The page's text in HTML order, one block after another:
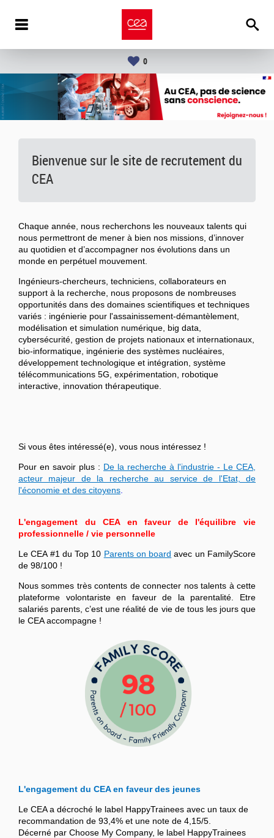
0
Bienvenue sur le site de recrutement du
CEA
Chaque année, nous recherchons les nouveaux talents qui
nous permettront de mener à bien nos missions, d’innover
au quotidien et d’accompagner nos évolutions dans un
monde en perpétuel mouvement.
Ingénieurs-chercheurs, techniciens, collaborateurs en
support à la recherche, nous proposons de nombreuses
opportunités dans des domaines scientifiques et techniques
variés : ingénierie pour l'assainissement-démantèlement,
modélisation et simulation numérique, big data,
cybersécurité, gestion de projets nationaux et internationaux,
bio-informatique, ingénierie des systèmes nucléaires,
développement technologique et intégration, système
télécommunications 5G, expérimentation, robotique
interactive, innovation thérapeutique.
Si vous êtes intéressé(e), vous nous intéressez !
Pour en savoir plus : De la recherche à l'industrie - Le CEA,
acteur majeur de la recherche au service de l'Etat, de
l'économie et des citoyens
L'engagement du CEA en faveur de l'équilibre vie
professionnelle / vie personnelle
Le CEA #1 du Top 10 Parents on board avec un FamilyScore
de 98/100 !
Nous sommes très contents de connecter nos talents à cette
plateforme volontariste en faveur de la parentalité. Etre
salariés parents, c’est une réalité de vie de tous les jours que
le CEA accompagne !
L'engagement du CEA en faveur des jeunes
Le CEA a décroché le label HappyTrainees avec un taux de
recommandation de 93,4% et une note de 4,15/5.
Décerné par Choose My Company, le label HappyTrainees